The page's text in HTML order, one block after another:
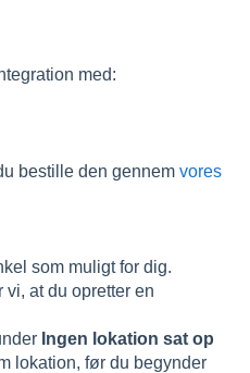
med:
bestille den gennem vores
som muligt for dig.
vi, at du opretter en
Ingen lokation sat op
lokation, før du begynder